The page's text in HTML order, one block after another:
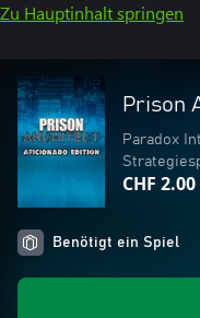
Zu Hauptinhalt springen
Prison
Paradox
CHF 2.00
Benötigt ein Spiel